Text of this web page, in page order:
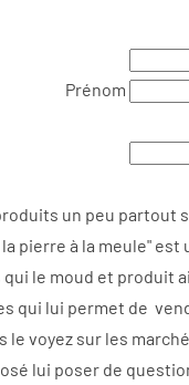
Prénom
un peu partout
pierre à la meule"
le moud et produit
qui lui permet de
le voyez sur les
lui poser de